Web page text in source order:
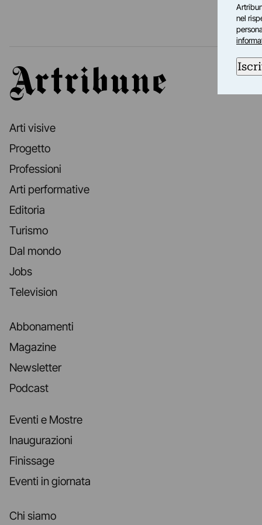
Artribune
Arti visive
Progetto
Professioni
Arti performative
Editoria
Turismo
Dal mondo
Jobs
Television
Abbonamenti
Magazine
Newsletter
Podcast
Eventi e Mostre
Inaugurazioni
Finissage
Eventi in giornata
Chi siamo
nel